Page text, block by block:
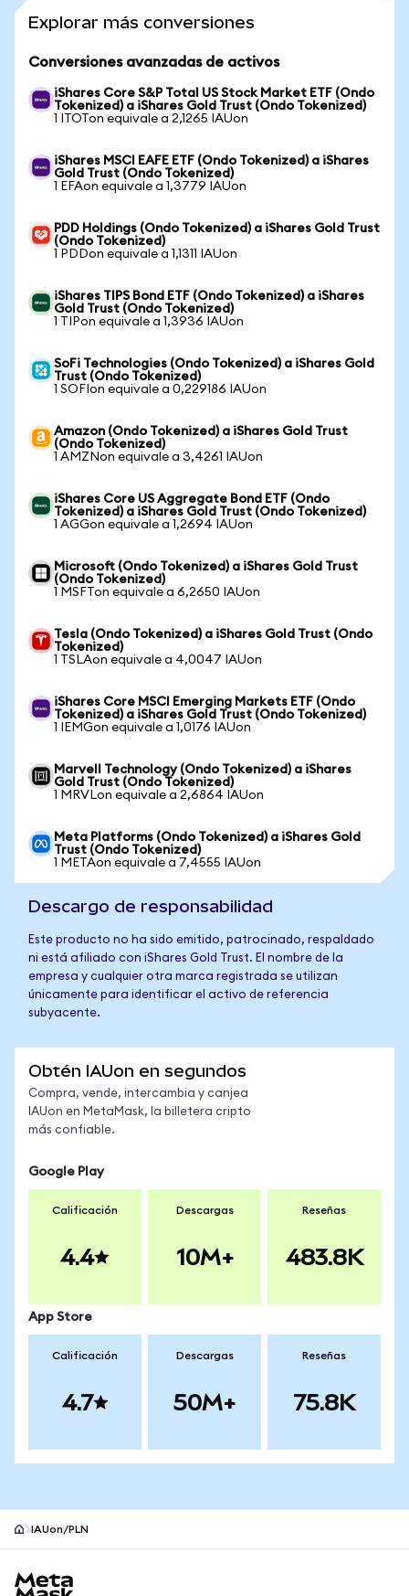
Explorar más conversiones
Conversiones avanzadas de activos
iShares Core S&P Total US Stock Market ETF (Ondo
Tokenized) a iShares Gold Trust (Ondo Tokenized)
1 ITOTon equivale a 2,1265 IAUon
iShares MSCI EAFE ETF (Ondo Tokenized) a iShares
Gold Trust (Ondo Tokenized)
1 EFAon equivale a 1,3779 IAUon
PDD Holdings (Ondo Tokenized) a iShares Gold Trust
(Ondo Tokenized)
1 PDDon equivale a 1,1311 IAUon
iShares TIPS Bond ETF (Ondo Tokenized) a iShares
Gold Trust (Ondo Tokenized)
1 TIPon equivale a 1,3936 IAUon
SoFi Technologies (Ondo Tokenized) a iShares Gold
Trust (Ondo Tokenized)
1 SOFIon equivale a 0,229186 IAUon
Amazon (Ondo Tokenized) a iShares Gold Trust
(Ondo Tokenized)
1 AMZNon equivale a 3,4261 IAUon
iShares Core US Aggregate Bond ETF (Ondo
Tokenized) a iShares Gold Trust (Ondo Tokenized)
1 AGGon equivale a 1,2694 IAUon
Microsoft (Ondo Tokenized) a iShares Gold Trust
(Ondo Tokenized)
1 MSFTon equivale a 6,2650 IAUon
Tesla (Ondo Tokenized) a iShares Gold Trust (Ondo
Tokenized)
1 TSLAon equivale a 4,0047 IAUon
iShares Core MSCI Emerging Markets ETF (Ondo
Tokenized) a iShares Gold Trust (Ondo Tokenized)
1 IEMGon equivale a 1,0176 IAUon
Marvell Technology (Ondo Tokenized) a iShares
Gold Trust (Ondo Tokenized)
1 MRVLon equivale a 2,6864 IAUon
Meta Platforms (Ondo Tokenized) a iShares Gold
Trust (Ondo Tokenized)
1 METAon equivale a 7,4555 IAUon
Descargo de responsabilidad
Este producto no ha sido emitido, patrocinado, respaldado
ni está afiliado con iShares Gold Trust. El nombre de la
empresa y cualquier otra marca registrada se utilizan
únicamente para identificar el activo de referencia
subyacente.
Obtén IAUon en segundos
Compra, vende, intercambia y canjea
IAUon en MetaMask, la billetera cripto
más confiable.
Google Play
Calificación
4.4
Descargas
10M+
Reseñas
483.8K
App Store
Calificación
4.7
Descargas
50M+
Reseñas
75.8K
IAUon/PLN